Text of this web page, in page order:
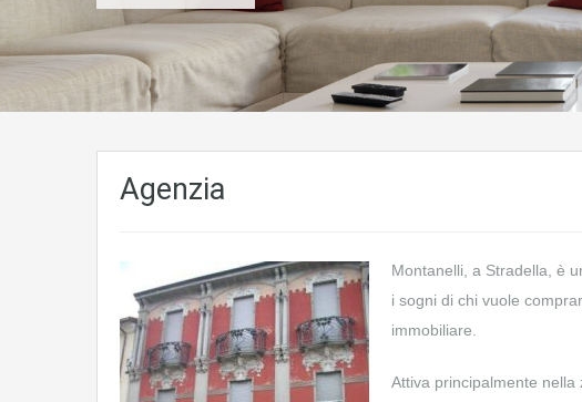
Agenzia
Montanelli, a Stradella, è
i sogni di chi vuole
immobiliare.
Attiva principalmente nella